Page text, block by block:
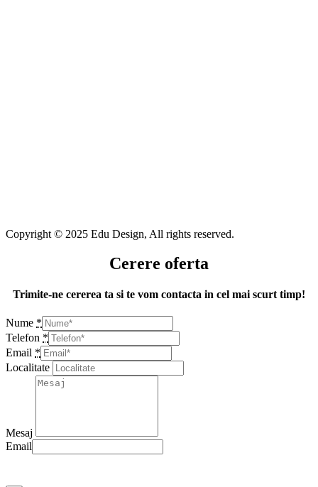
Copyright © 2025 Edu Design, All rights reserved.
Cerere oferta
Trimite-ne cererea ta si te vom contacta in cel mai scurt timp!
Nume *
Telefon *
Email *
Localitate
Mesaj
Email